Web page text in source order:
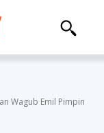
Wagub Emil Pimpin